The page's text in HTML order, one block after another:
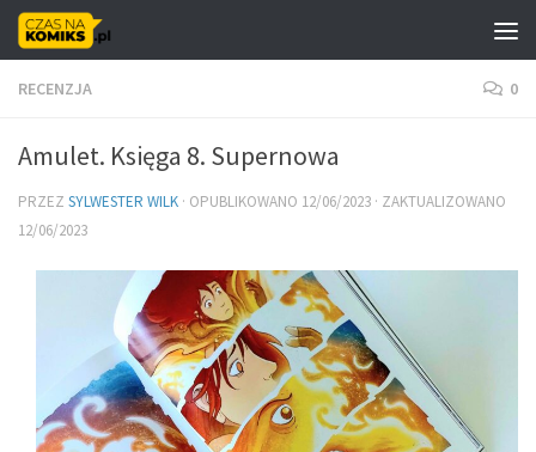
Skip to content
RECENZJA 0
Amulet. Księga 8. Supernowa
PRZEZ SYLWESTER WILK · OPUBLIKOWANO 12/06/2023 · ZAKTUALIZOWANO
12/06/2023